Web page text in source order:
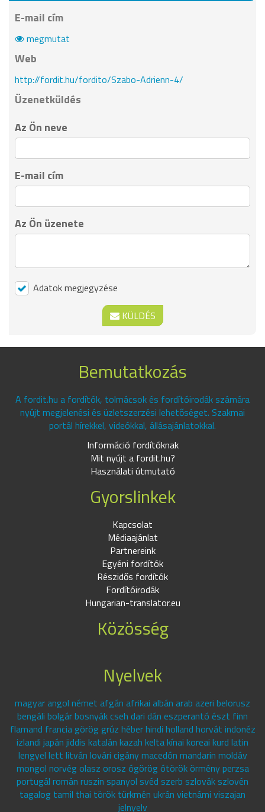
E-mail cím
megmutat
Web
http://fordit.hu/fordito/Szabo-Adrienn-4/
Üzenetküldés
Az Ön neve
E-mail cím
Az Ön üzenete
Adatok megjegyzése
KÜLDÉS
Bemutatkozás
A fordit.hu a fordítók, tolmácsok és fordítóirodák számára
nyújt megjelenési és üzletszerzési lehetőséget. Szakmai
portál hírekkel, videókkal, állásajánlatokkal.
Információ fordítóknak
Mit nyújt a fordit.hu?
Használati útmutató
Gyorslinkek
Kapcsolat
Médiaajánlat
Partnereink
Egyéni fordítók
Részidős fordítók
Fordítóirodák
Hungarian-translator.eu
Közösség
Nyelvek
magyar angol német afgán afrikai albán arab azeri belorusz
bengáli bolgár bosnyák cseh dari dán eszperantó észt finn
flamand francia görög grúz héber hindi holland horvát indonéz
izlandi japán jiddis katalán kazah kelta kínai koreai kurd latin
lengyel lett litván lovári cigány macedón mandarin moldáv
mongol norvég olasz orosz ógörög ótörök örmény perzsa
portugál román ruszin spanyol svéd szerb szlovák szlovén
tagalog tamil thai török türkmén ukrán vietnámi viszajan
jelnyelv